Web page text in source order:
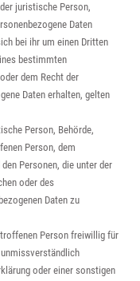
juristische Person,
Daten
bei ihr um einen Dritten
bestimmten
dem Recht der
Daten erhalten, gelten
Person, Behörde,
Person, dem
Personen, die unter der
oder des
Daten zu
Person freiwillig für
oder einer sonstigen